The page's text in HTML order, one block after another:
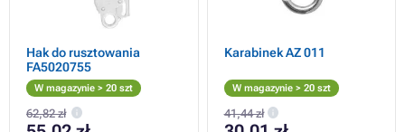
Hak do rusztowania
FA5020755
W magazynie > 20 szt
62,82 zł
Karabinek AZ 011
W magazynie > 20 szt
41,44 zł